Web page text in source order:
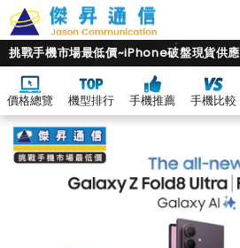
挑戰手機市場最低價~iPhone破盤現貨供應
價格總覽 機型排行 手機推薦 手機比較